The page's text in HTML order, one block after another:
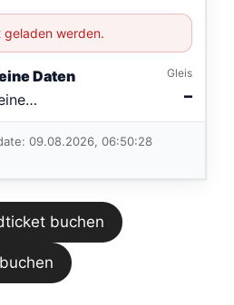
werden.
Daten
aktuellen
Gleis
–
09.08.2026, 06:50:28
buchen